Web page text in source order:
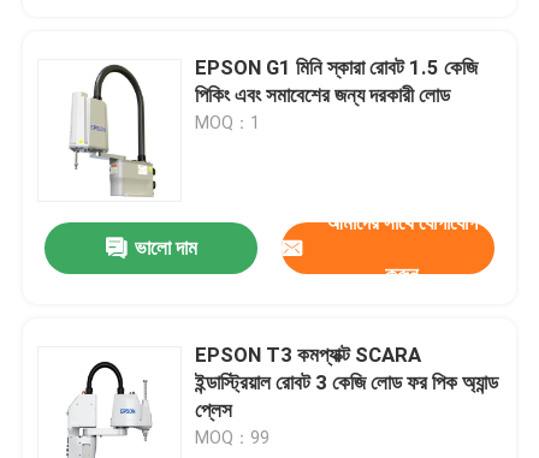
EPSON G1 মিনি স্কারা রোবট 1.5 কেজি
পিকিং এবং সমাবেশের জন্য দরকারী লোড
MOQ：1
ভালো দাম
আমাদের সাথে যোগাযোগ
করুন
EPSON T3 কমপ্যাক্ট SCARA
ইন্ডাস্ট্রিয়াল রোবট 3 কেজি লোড ফর পিক অ্যান্ড
প্লেস
MOQ：99